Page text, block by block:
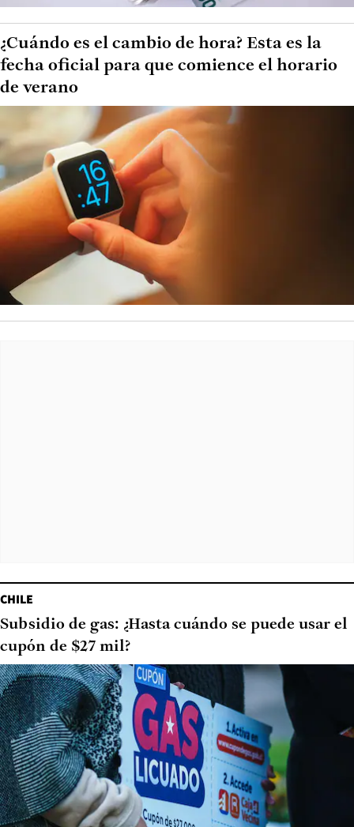
¿Cuándo es el cambio de hora? Esta es la
fecha oficial para que comience el horario
de verano
CHILE
Subsidio de gas: ¿Hasta cuándo se puede usar el
cupón de $27 mil?